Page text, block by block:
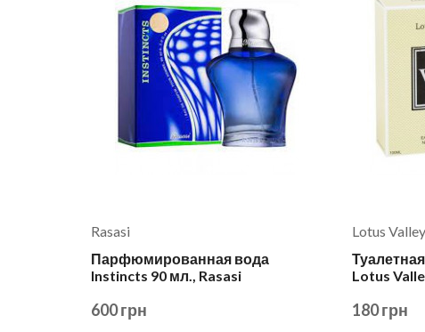
Rasasi
Парфюмированная вода
Instincts 90 мл., Rasasi
600 грн
Lotus Valley
Lotus
180 грн